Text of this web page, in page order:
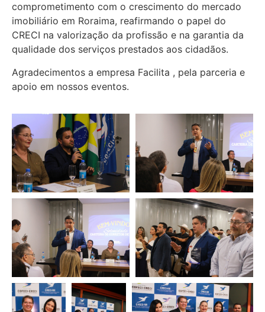
comprometimento com o crescimento do mercado
imobiliário em Roraima, reafirmando o papel do
CRECI na valorização da profissão e na garantia da
qualidade dos serviços prestados aos cidadãos.
Agradecimentos a empresa Facilita , pela parceria e
apoio em nossos eventos.